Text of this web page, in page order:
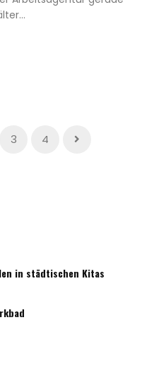
3 4
in städtischen Kitas